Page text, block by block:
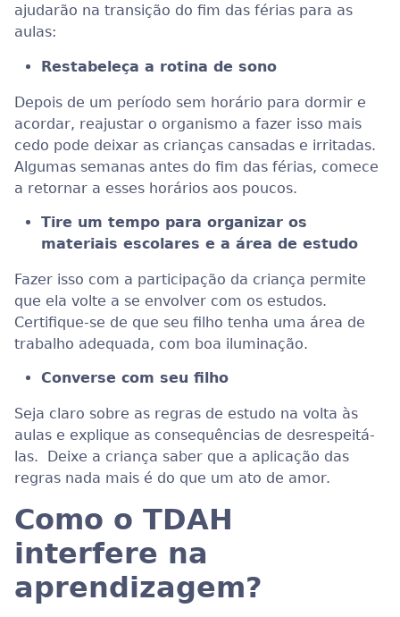
ajudarão na transição do fim das férias para as
aulas:
Restabeleça a rotina de sono
Depois de um período sem horário para dormir e
acordar, reajustar o organismo a fazer isso mais
cedo pode deixar as crianças cansadas e irritadas.
Algumas semanas antes do fim das férias, comece
a retornar a esses horários aos poucos.
Tire um tempo para organizar os
materiais escolares e a área de estudo
Fazer isso com a participação da criança permite
que ela volte a se envolver com os estudos.
Certifique-se de que seu filho tenha uma área de
trabalho adequada, com boa iluminação.
Converse com seu filho
Seja claro sobre as regras de estudo na volta às
aulas e explique as consequências de desrespeitá-
las. Deixe a criança saber que a aplicação das
regras nada mais é do que um ato de amor.
Como o TDAH
interfere na
aprendizagem?